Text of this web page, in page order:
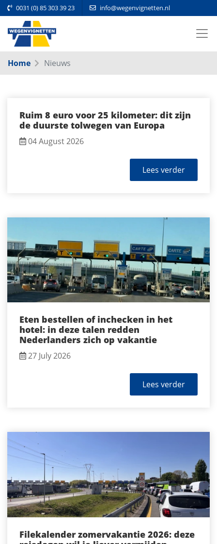
0031 (0) 85 303 39 23 info@wegenvignetten.nl
Home Nieuws
Ruim 8 euro voor 25 kilometer: dit zijn
de duurste tolwegen van Europa
04 August 2026
Lees verder
Eten bestellen of inchecken in het
hotel: in deze talen redden
Nederlanders zich op vakantie
27 July 2026
Lees verder
Filekalender zomervakantie 2026: deze